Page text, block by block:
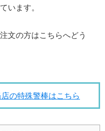
います。
文の方はこちらへどう
の特殊警棒はこちら